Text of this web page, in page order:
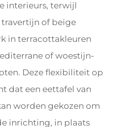
interieurs, terwijl
travertijn of beige
in terracottakleuren
of woestijn-
Deze flexibiliteit op
dat een eettafel van
worden gekozen om
inrichting, in plaats